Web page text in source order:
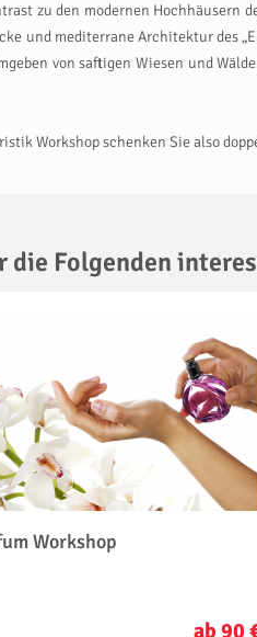
zu den modernen Hochhäusern
und mediterrane Architektur des
von saftigen Wiesen und
Workshop schenken Sie also
die Folgenden
Workshop
ab 90